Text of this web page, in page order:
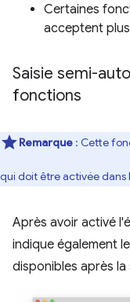
Certaines
acceptent
Saisie semi-
fonctions
Remarque : Cette
qui doit être activée dans
Après avoir activé
indique également
disponibles après